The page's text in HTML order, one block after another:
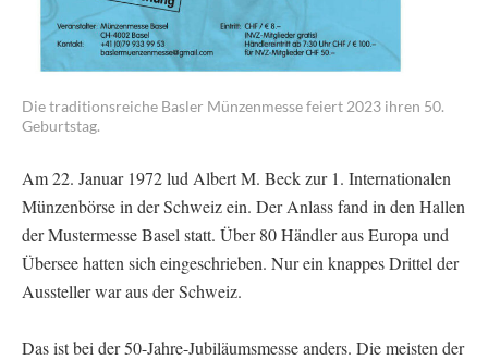
Die traditionsreiche Basler Münzenmesse feiert 2023 ihren 50.
Geburtstag.
Am 22. Januar 1972 lud Albert M. Beck zur 1. Internationalen
Münzenbörse in der Schweiz ein. Der Anlass fand in den Hallen
der Mustermesse Basel statt. Über 80 Händler aus Europa und
Übersee hatten sich eingeschrieben. Nur ein knappes Drittel der
Aussteller war aus der Schweiz.
Das ist bei der 50-Jahre-Jubiläumsmesse anders. Die meisten der